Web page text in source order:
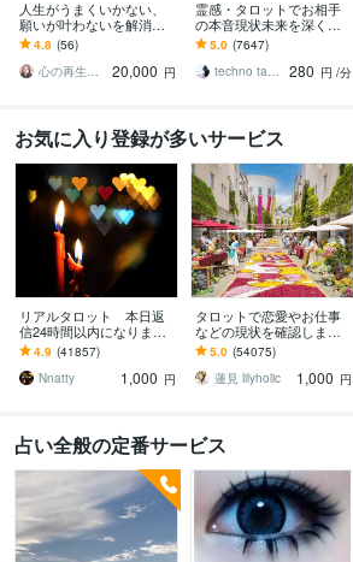
人生がうまくいかない、
願いが叶わないを解消し
ます 現実を変えるために
努力したのに、自力では
もう無理と感じている
4.8 (56)
心の再生セラピスト YASUKO
20,000 円
霊感・タロットでお相手
の本音現状未来を深く視
ます 恋愛・仕事・家族・
人間関係の本質を見抜き
スピード解決へ
5.0 (7647)
techno tango
280 円 /分
お気に入り登録が多いサービス
リアルタロット 本日返
信24時間以内になります
❤︎タイトルをご確認くださ
い❤︎
4.9 (41857)
Nnatty
1,000 円
タロットで恋愛やお仕事
などの現状を確認します
アドバイスもしっかりお
届けしますので安心して
ください♡
5.0 (54075)
蓮見 lilyholic
1,000 円
占い全般の定番サービス